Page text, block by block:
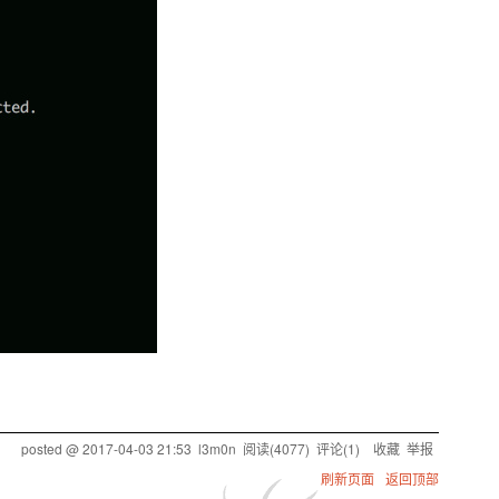
posted @2017-04-03 21:53 l3m0n 阅读(4077) 评论(1) 收藏 举报
刷新页面
返回顶部